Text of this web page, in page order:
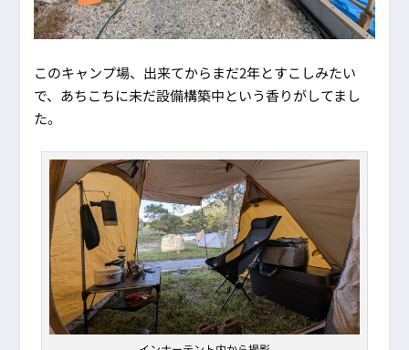
このキャンプ場、出来てからまだ2年とすこしみたい
で、あちこちに未だ設備構築中という香りがしてまし
た。